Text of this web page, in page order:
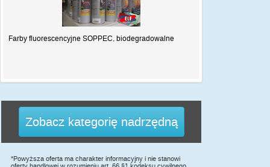
Farby fluorescencyjne SOPPEC, biodegradowalne
Zobacz kategorię nadrzędną
*Powyższa oferta ma charakter informacyjny i nie stanowi